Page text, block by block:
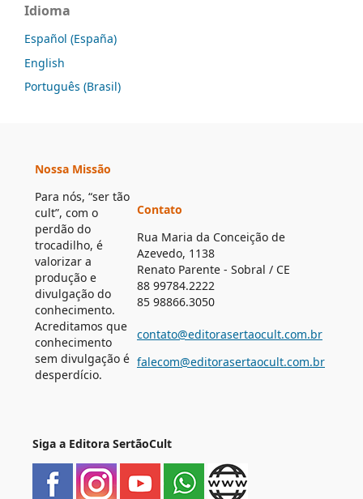
Idioma
Español (España)
English
Português (Brasil)
Nossa Missão
Para nós, “ser tão
cult”, com o
perdão do
trocadilho, é
valorizar a
produção e
divulgação do
conhecimento.
Acreditamos que
conhecimento
sem divulgação é
desperdício.
Contato
Rua Maria da Conceição de
Azevedo, 1138
Renato Parente - Sobral / CE
88 99784.2222
85 98866.3050
contato@editorasertaocult.com.br
falecom@editorasertaocult.com.br
Siga a Editora SertãoCult